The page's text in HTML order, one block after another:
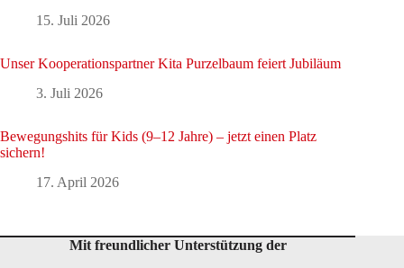
15. Juli 2026
Unser Kooperationspartner Kita Purzelbaum feiert Jubiläum
3. Juli 2026
Bewegungshits für Kids (9–12 Jahre) – jetzt einen Platz
sichern!
17. April 2026
Mit freundlicher Unterstützung der